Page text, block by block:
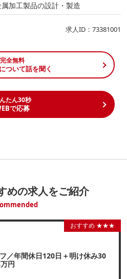
加工製品の設計・製造
求人ID：73381001
完全無料
ついて話を聞く
たん30秒
で応募
めの求人をご紹介
おすすめ ★★★
／年間休日120日＋明け休み30
円